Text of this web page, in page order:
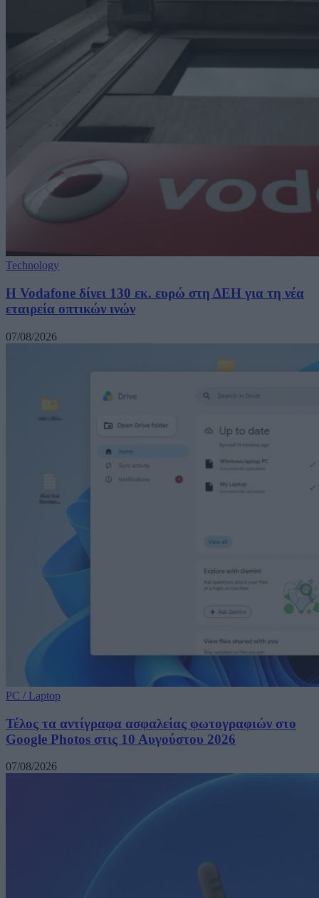
Technology
H Vodafone δίνει 130 εκ. ευρώ στη ΔΕΗ για τη νέα
εταιρεία οπτικών ινών
07/08/2026
PC / Laptop
Τέλος τα αντίγραφα ασφαλείας φωτογραφιών στο
Google Photos στις 10 Αυγούστου 2026
07/08/2026